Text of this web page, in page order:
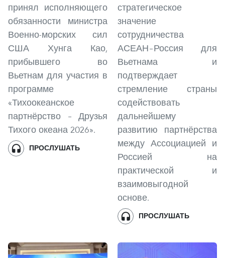
принял исполняющего
обязанности министра
Военно-морских сил
США Хунга Као,
прибывшего во
Вьетнам для участия в
программе
«Тихоокеанское
партнёрство – Друзья
Тихого океана 2026».
ПРОСЛУШАТЬ
стратегическое
значение
сотрудничества
АСЕАН–Россия для
Вьетнама и
подтверждает
стремление страны
содействовать
дальнейшему
развитию партнёрства
между Ассоциацией и
Россией на
практической и
взаимовыгодной
основе.
ПРОСЛУШАТЬ